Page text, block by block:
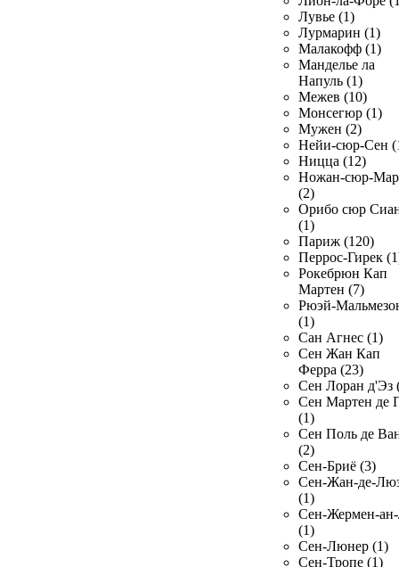
Лувье (1)
Лурмарин (1)
Малакофф (1)
Манделье ла
Напуль (1)
Межев (10)
Монсегюр (1)
Мужен (2)
Нейи-сюр-Сен
Ницца (12)
Ножан-сюр-
(2)
Орибо сюр
(1)
Париж (120)
Перрос-Гирек
Рокебрюн Кап
Мартен (7)
Рюэй-
(1)
Сан Агнес (1)
Сен Жан Кап
Ферра (23)
Сен Лоран д'Эз
Сен Мартен де
(1)
Сен Поль де
(2)
Сен-Бриё (3)
Сен-Жан-де-
(1)
Сен-Жермен-
(1)
Сен-Люнер (1)
Сен-Тропе (1)